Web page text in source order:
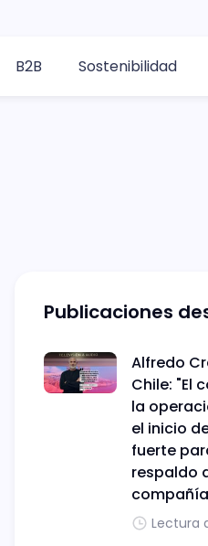
B2B Sostenibilidad
Publicaciones
Alfredo
Chile: "El
la
el inicio
fuerte
respaldo
Lectura